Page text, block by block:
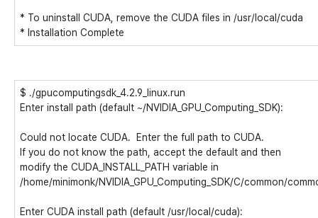
* To uninstall CUDA, remove the CUDA files in /usr/local/cuda
* Installation Complete
$ ./gpucomputingsdk_4.2.9_linux.run
Enter install path (default ~/NVIDIA_GPU_Computing_SDK):
Could not locate CUDA. Enter the full path to CUDA.
If you do not know the path, accept the default and then
modify the CUDA_INSTALL_PATH variable in
/home/minimonk/NVIDIA_GPU_Computing_SDK/C/common/
Enter CUDA install path (default /usr/local/cuda):